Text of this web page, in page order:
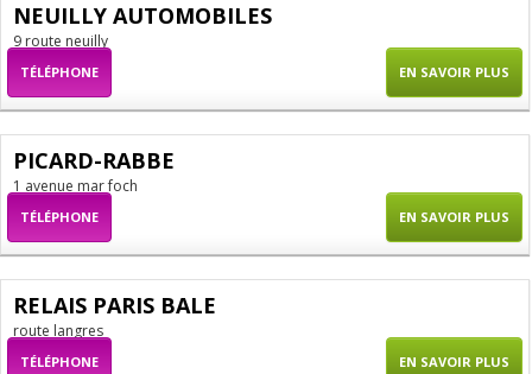
NEUILLY AUTOMOBILES
9 route neuilly
TÉLÉPHONE EN SAVOIR PLUS
PICARD-RABBE
1 avenue mar foch
TÉLÉPHONE EN SAVOIR PLUS
RELAIS PARIS BALE
route langres
TÉLÉPHONE EN SAVOIR PLUS